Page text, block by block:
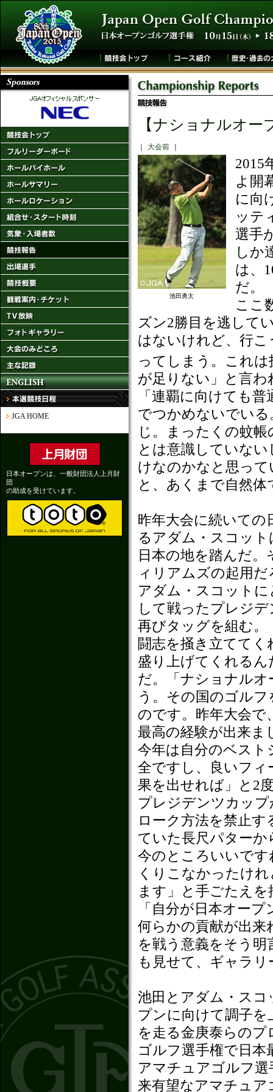
JGA HOME
日本オープンは、一般財団法人上月財
団
の助成を受けています。
【ナショナルオ
大会前
池田勇太
2015
よ開
に向
ッテ
選手
しか
は、
だ。
ここ
ズン2勝目を逃して
はないけれど、行
ってしまう。これ
が足りない」と言
「連覇に向けても
でつかめないでい
じ。まったくの蚊
とは意識していな
けなのかなと思っ
と、あくまで自然
昨年大会に続いての
るアダム・スコッ
日本の地を踏んだ
ィリアムズの起用
アダム・スコット
して戦ったプレジ
再びタッグを組む。
闘志を掻き立てて
盛り上げてくれるん
だ。「ナショナル
う。その国のゴル
のです。昨年大会で
最高の経験が出来ま
今年は自分のベスト
全ですし、良いフィ
果を出せれば」と2
プレジデンツカッ
ローク方法を禁止
ていた長尺パター
今のところいいで
くりこなかったけ
ます」と手ごたえ
「自分が日本オー
何らかの貢献が出来
を戦う意義をそう
も見せて、ギャラ
池田とアダム・スコ
プンに向けて調子
を走る金庚泰らの
ゴルフ選手権で日本
アマチュアゴルフ選
来有望なアマチュア